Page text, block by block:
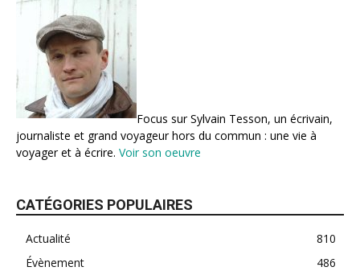
Focus sur Sylvain Tesson, un écrivain,
journaliste et grand voyageur hors du commun : une vie à
voyager et à écrire. Voir son oeuvre
CATÉGORIES POPULAIRES
Actualité
810
Évènement
486